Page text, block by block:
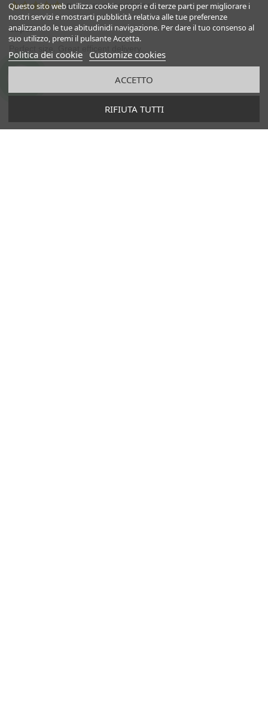
Dominik S. 20/02/2019
Super
Questo commento ti è stato utile?
20/02/2019
Questo sito web utilizza cookie propri e di terze parti per migliorare i
nostri servizi e mostrarti pubblicità relativa alle tue preferenze
analizzando le tue abitudinidi navigazione. Per dare il tuo consenso al
suo utilizzo, premi il pulsante Accetta.
Politica dei cookie Customize cookies
RIFIUTA TUTTI
ACCETTO